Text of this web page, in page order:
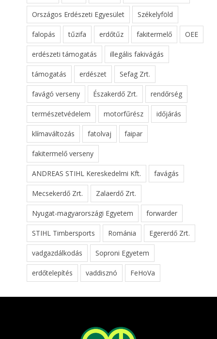
Országos Erdészeti Egyesület Székelyföld
falopás tűzifa erdőtűz fakitermelő OEE
erdészeti támogatás illegális fakivágás
támogatás erdészet Sefag Zrt.
favágó verseny Északerdő Zrt. rendőrség
természetvédelem motorfűrész időjárás
klímaváltozás fatolvaj faipar
fakitermelő verseny
ANDREAS STIHL Kereskedelmi Kft. favágás
Mecsekerdő Zrt. Zalaerdő Zrt.
Nyugat-magyarországi Egyetem forwarder
STIHL Timbersports Románia Egererdő Zrt.
vadgazdálkodás Soproni Egyetem
erdőtelepítés vaddisznó FeHoVa